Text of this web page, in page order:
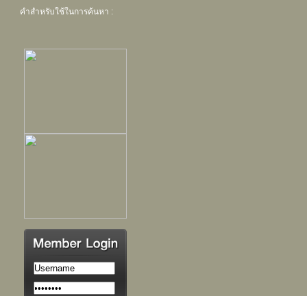
คำสำหรับใช้ในการค้นหา :